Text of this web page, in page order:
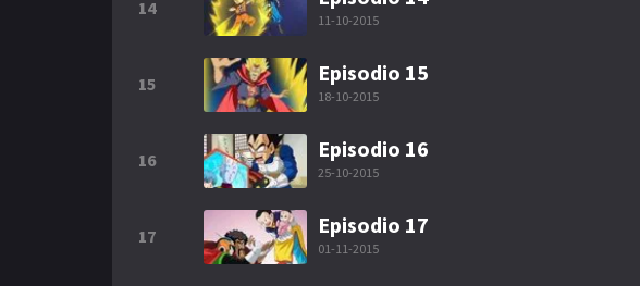
14
11-10-2015
15 Episodio 15
18-10-2015
16 Episodio 16
25-10-2015
17 Episodio 17
01-11-2015